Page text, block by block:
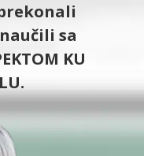
sa
KU